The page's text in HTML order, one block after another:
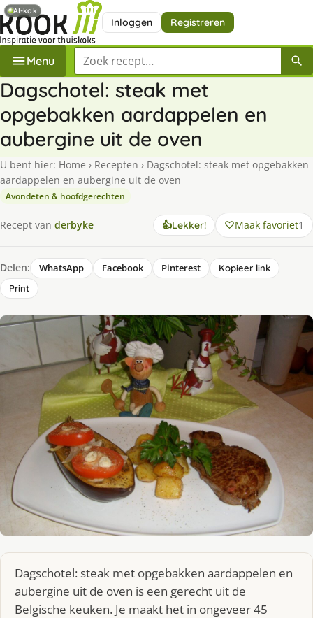
Inloggen Registreren
Menu Zoek een recept
Dagschotel: steak met
opgebakken aardappelen en
aubergine uit de oven
U bent hier: Home › Recepten › Dagschotel: steak met opgebakken
aardappelen en aubergine uit de oven
Avondeten & hoofdgerechten
Recept van derbyke 👍Lekker! Maak favoriet1
Delen: WhatsApp Facebook Pinterest
Kopieer link
Print
Dagschotel: steak met opgebakken aardappelen en
aubergine uit de oven is een gerecht uit de
Belgische keuken. Je maakt het in ongeveer 45
AI-kok